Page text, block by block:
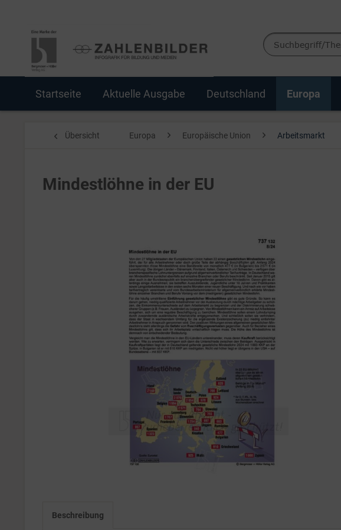
Startseite Aktuelle Ausgabe Deutschland Europa
Übersicht Europa Europäische Union Arbeitsmarkt
Mindestlöhne in der EU
Beschreibung